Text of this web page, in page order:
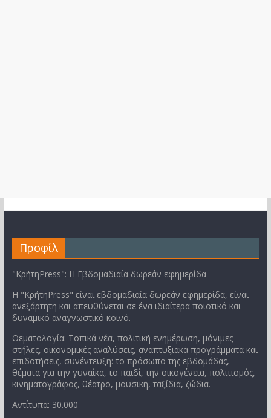
Προφίλ
"ΚρήτηPress": Η Εβδομαδιαία δωρεάν εφημερίδα
Η "ΚρήτηPress" είναι εβδομαδιαία δωρεάν εφημερίδα, είναι
ανεξάρτητη και απευθύνεται σε ένα ιδιαίτερα ποιοτικό και
δυναμικό αναγνωστικό κοινό.
Θεματολογία: Τοπικά νέα, πολιτική ενημέρωση, μόνιμες
στήλες, οικονομικές αναλύσεις, αναπτυξιακά προγράμματα και
επιδοτήσεις, συνέντευξη: το πρόσωπο της εβδομάδας,
θέματα για την γυναίκα, το παιδί, την οικογένεια, πολιτισμός,
κινηματογράφος, θέατρο, μουσική, ταξίδια, ζώδια.
Αντίτυπα: 30.000